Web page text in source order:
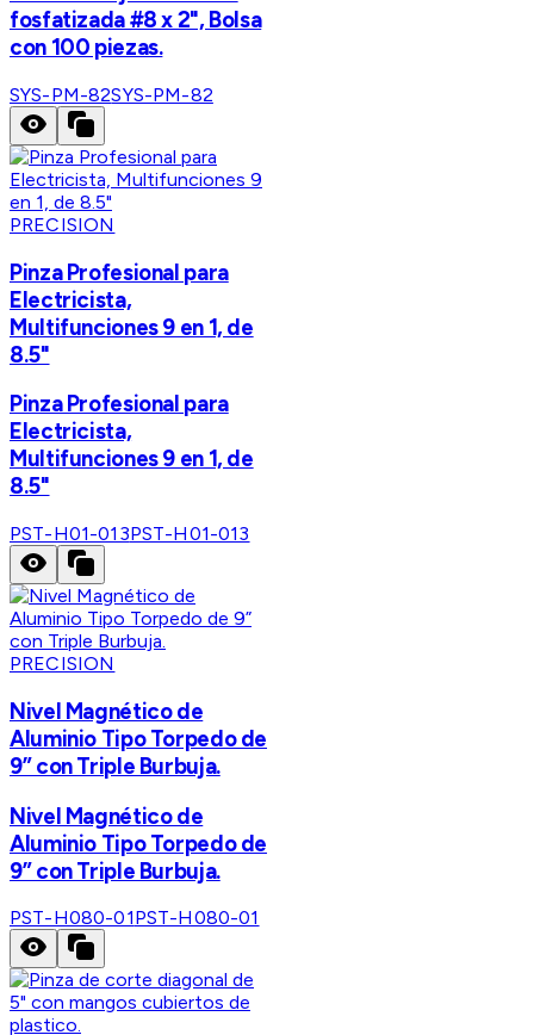
fosfatizada #8 x 2", Bolsa
con 100 piezas.
SYS-PM-82SYS-PM-82
PRECISION
Pinza Profesional para
Electricista,
Multifunciones 9 en 1, de
8.5"
Pinza Profesional para
Electricista,
Multifunciones 9 en 1, de
8.5"
PST-H01-013PST-H01-013
PRECISION
Nivel Magnético de
Aluminio Tipo Torpedo de
9” con Triple Burbuja.
Nivel Magnético de
Aluminio Tipo Torpedo de
9” con Triple Burbuja.
PST-H080-01PST-H080-01